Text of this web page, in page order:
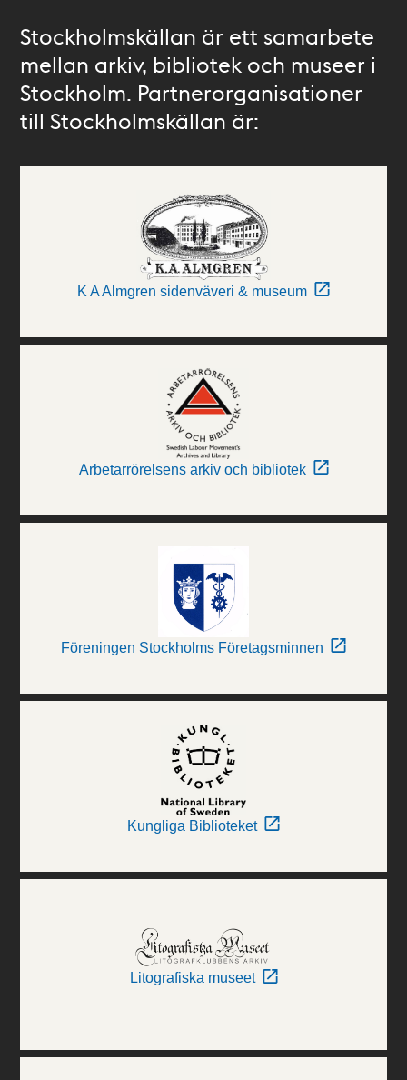
Stockholmskällan är ett samarbete
mellan arkiv, bibliotek och museer i
Stockholm. Partnerorganisationer
till Stockholmskällan är:
K A Almgren sidenväveri & museum
Arbetarrörelsens arkiv och bibliotek
Föreningen Stockholms Företagsminnen
Kungliga Biblioteket
Litografiska museet